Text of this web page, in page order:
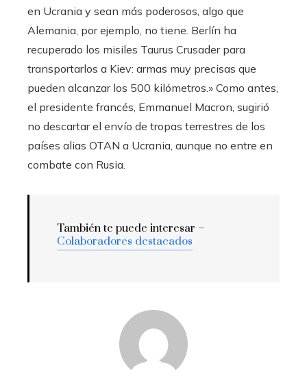
en Ucrania y sean más poderosos, algo que
Alemania, por ejemplo, no tiene. Berlín ha
recuperado los misiles Taurus Crusader para
transportarlos a Kiev: armas muy precisas que
pueden alcanzar los 500 kilómetros.» Como antes,
el presidente francés, Emmanuel Macron, sugirió
no descartar el envío de tropas terrestres de los
países alias OTAN a Ucrania, aunque no entre en
combate con Rusia.
También te puede interesar –
Colaboradores destacados